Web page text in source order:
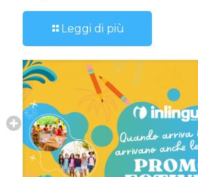
Leggi di più